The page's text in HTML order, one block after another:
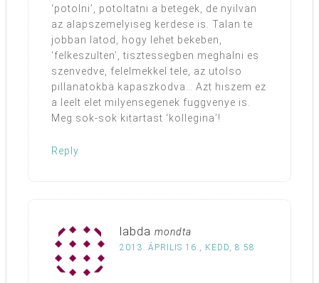
‘potolni’, potoltatni a betegek, de nyilvan
az alapszemelyiseg kerdese is. Talan te
jobban latod, hogy lehet bekeben,
‘felkeszulten’, tisztessegben meghalni es
szenvedve, felelmekkel tele, az utolso
pillanatokba kapaszkodva… Azt hiszem ez
a leelt elet milyensegenek fuggvenye is.
Meg sok-sok kitartast ‘kollegina’!
Reply
labda mondta
2013. ÁPRILIS 16., KEDD, 8:58